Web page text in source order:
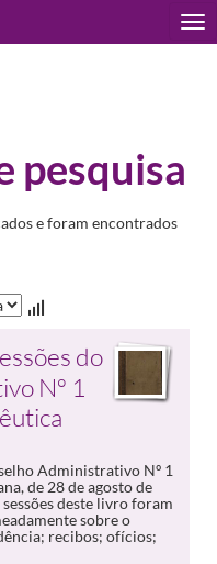
pesquisa
e foram encontrados
do
Nº 1
Administrativo Nº 1
de 28 de agosto de
deste livro foram
sobre o
recibos; ofícios;